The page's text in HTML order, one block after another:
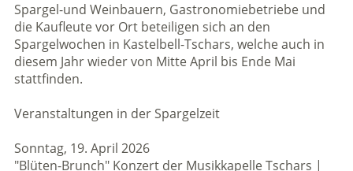
Spargel-und Weinbauern, Gastronomiebetriebe und
die Kaufleute vor Ort beteiligen sich an den
Spargelwochen in Kastelbell-Tschars, welche auch in
diesem Jahr wieder von Mitte April bis Ende Mai
stattfinden.
Veranstaltungen in der Spargelzeit
Sonntag, 19. April 2026
"Blüten-Brunch" Konzert der Musikkapelle Tschars |